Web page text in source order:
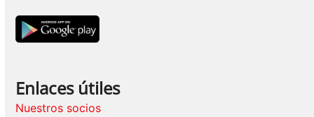
Enlaces útiles
Nuestros socios